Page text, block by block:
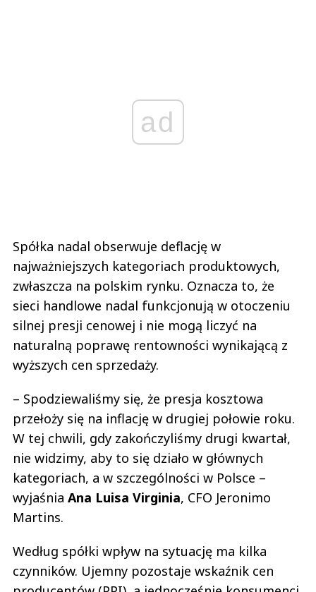
ad
Spółka nadal obserwuje deflację w
najważniejszych kategoriach produktowych,
zwłaszcza na polskim rynku. Oznacza to, że
sieci handlowe nadal funkcjonują w otoczeniu
silnej presji cenowej i nie mogą liczyć na
naturalną poprawę rentowności wynikającą z
wyższych cen sprzedaży.
– Spodziewaliśmy się, że presja kosztowa
przełoży się na inflację w drugiej połowie roku.
W tej chwili, gdy zakończyliśmy drugi kwartał,
nie widzimy, aby to się działo w głównych
kategoriach, a w szczególności w Polsce –
wyjaśnia Ana Luisa Virginia, CFO Jeronimo
Martins.
Według spółki wpływ na sytuację ma kilka
czynników. Ujemny pozostaje wskaźnik cen